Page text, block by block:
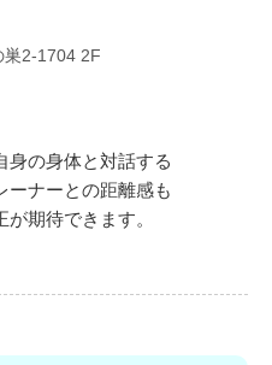
巣2-1704 2F
身の身体と対話する
ーナーとの距離感も
期待できます。